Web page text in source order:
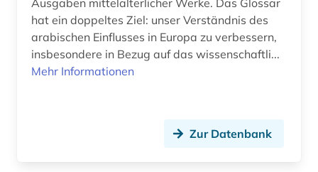
naturwissenschaftler (1)
natürliche zahl (1)
numerische mathematik (1)
online-kurse (1)
hat ein doppeltes Ziel: unser Verständnis des
arabischen Einflusses in Europa zu verbessern,
insbesondere in Bezug auf das wissenschaftli...
Mehr Informationen
Zur Datenbank